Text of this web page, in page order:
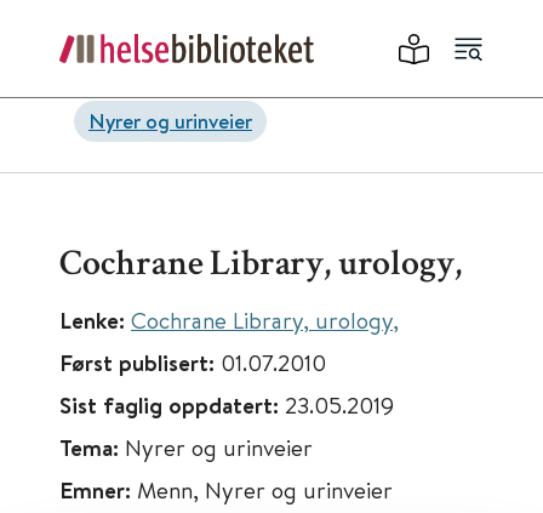
Nyrer og urinveier
Cochrane Library, urology,
Lenke: Cochrane Library, urology,
Først publisert: 01.07.2010
Sist faglig oppdatert: 23.05.2019
Tema: Nyrer og urinveier
Emner: Menn, Nyrer og urinveier